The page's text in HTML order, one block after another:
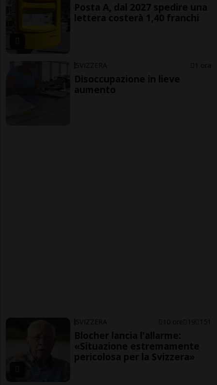
Posta A, dal 2027 spedire una
lettera costerà 1,40 franchi
SVIZZERA 1 ora
Disoccupazione in lieve
aumento
SVIZZERA 10 ore 19 151
Blocher lancia l'allarme:
«Situazione estremamente
pericolosa per la Svizzera»